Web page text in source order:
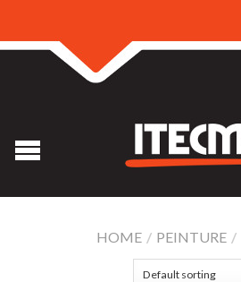
HOME / PEINTURE /